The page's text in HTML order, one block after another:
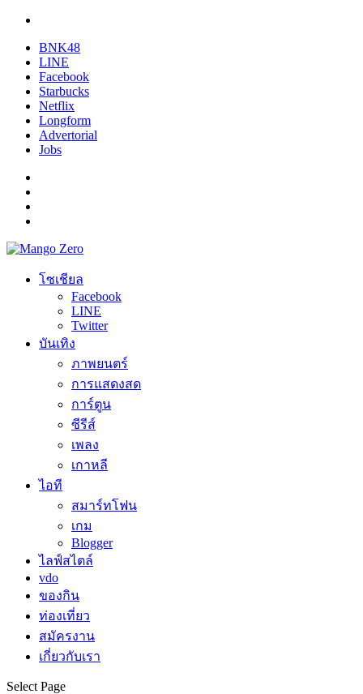
BNK48
LINE
Facebook
Starbucks
Netflix
Longform
Advertorial
Jobs
โซเชียล
Facebook
LINE
Twitter
บันเทิง
ภาพยนตร์
การแสดงสด
การ์ตูน
ซีรีส์
เพลง
เกาหลี
ไอที
สมาร์ทโฟน
เกม
Blogger
ไลฟ์สไตล์
vdo
ของกิน
ท่องเที่ยว
สมัครงาน
เกี่ยวกับเรา
Select Page